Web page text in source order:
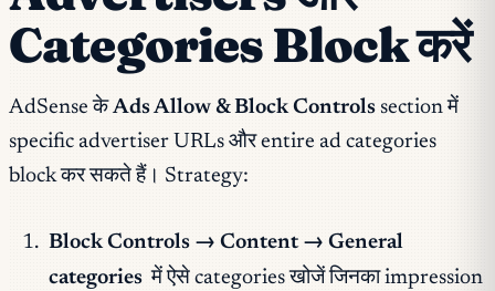
Categories Block करें
AdSense केAds Allow & Block Controls section में
specific advertiser URLs और entire ad categories
block कर सकते हैं। Strategy:
Block Controls → Content → General
categories में ऐसे categories खोजें जिनका impression